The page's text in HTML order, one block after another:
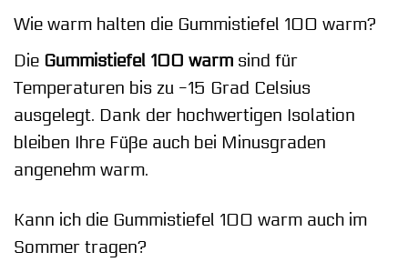
Wie warm halten die Gummistiefel 100 warm?
Die Gummistiefel 100 warm sind für
Temperaturen bis zu -15 Grad Celsius
ausgelegt. Dank der hochwertigen Isolation
bleiben Ihre Füße auch bei Minusgraden
angenehm warm.
Kann ich die Gummistiefel 100 warm auch im
Sommer tragen?